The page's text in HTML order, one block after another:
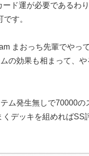
ード運が必要であるわ
す。
まおっち先輩でやっ
の効果も相まって、
ム発生無しで70000の
くデッキを組めればSS